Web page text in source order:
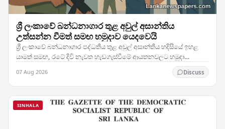
ශ්‍රී ලංකාවේ බන්ධනාගාර තුළ අවුල් අසාන්තිය
උත්සන්න වීමත් සමඟ හමුදාව යෙදවෙයි
ශ්‍රී ලංකාවේ බන්ධනාගාර පද්ධතිය තුළ අවුල් අසාන්තිය හදිසියේ ඉහළ
යාමත් සමඟ, රටේ දිවි නැවත හැඩගැස්වීමේ ආයතනවලට හමුදා
07 Aug 2026 Discuss
SINHALA